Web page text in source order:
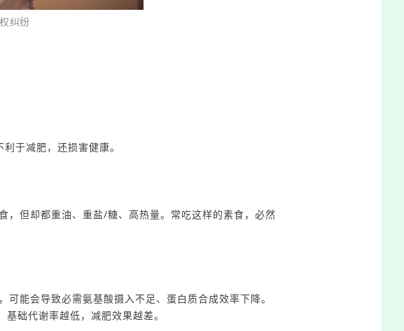
纠纷
利于减肥，还损害健康。
，但却都重油、 重盐/糖、 高热量。常吃这样的素食，必然
可能会导致必需氨基酸摄入不足、 蛋白质合成效率下降。
基础代谢率越低， 减肥效果越差。